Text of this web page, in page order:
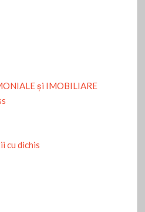
şi IMOBILIARE
cu dichis